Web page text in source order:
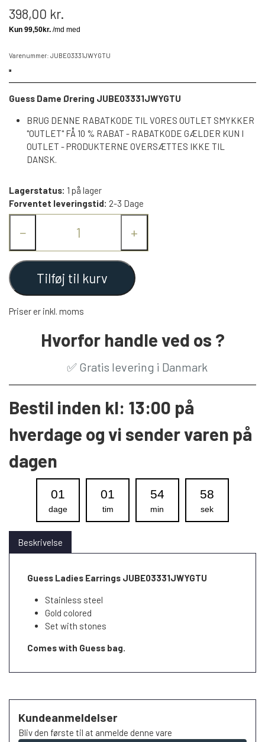
398,00 kr.
Varenummer: JUBE03331JWYGTU
Guess Dame Ørering JUBE03331JWYGTU
BRUG DENNE RABATKODE TIL VORES OUTLET SMYKKER
"OUTLET" FÅ 10 % RABAT - RABATKODE GÆLDER KUN I
OUTLET - PRODUKTERNE OVERSÆTTES IKKE TIL
DANSK.
Lagerstatus: 1 på lager
Forventet leveringstid: 2-3 Dage
− +
Tilføj til kurv
Priser er inkl. moms
Hvorfor handle ved os ?
✅ Gratis levering i Danmark
Bestil inden kl: 13:00 på
hverdage og vi sender varen på
dagen
01
dage
01
tim
54
min
57
sek
Beskrivelse
Guess Ladies Earrings JUBE03331JWYGTU
Stainless steel
Gold colored
Set with stones
Comes with Guess bag.
Kundeanmeldelser
Bliv den første til at anmelde denne vare